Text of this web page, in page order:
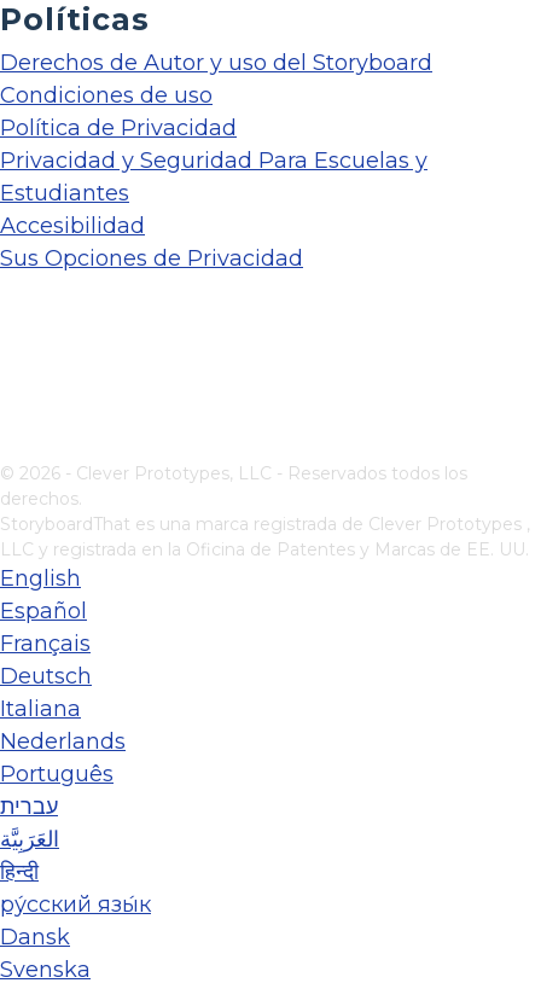
Políticas
Derechos de Autor y uso del Storyboard
Condiciones de uso
Política de Privacidad
Privacidad y Seguridad Para Escuelas y
Estudiantes
Accesibilidad
Sus Opciones de Privacidad
© 2026 - Clever Prototypes, LLC - Reservados todos los
derechos.
StoryboardThat es una marca registrada de Clever Prototypes ,
LLC y registrada en la Oficina de Patentes y Marcas de EE. UU.
English
Español
Français
Deutsch
Italiana
Nederlands
Português
עברית
العَرَبِيَّة
हिन्दी
ру́сский язы́к
Dansk
Svenska